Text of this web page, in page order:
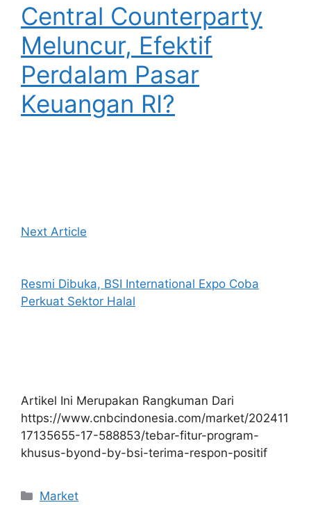
Central Counterparty
Meluncur, Efektif
Perdalam Pasar
Keuangan RI?
Next Article
Resmi Dibuka, BSI International Expo Coba
Perkuat Sektor Halal
Artikel Ini Merupakan Rangkuman Dari
https://www.cnbcindonesia.com/market/202411
17135655-17-588853/tebar-fitur-program-
khusus-byond-by-bsi-terima-respon-positif
Kategori
Market